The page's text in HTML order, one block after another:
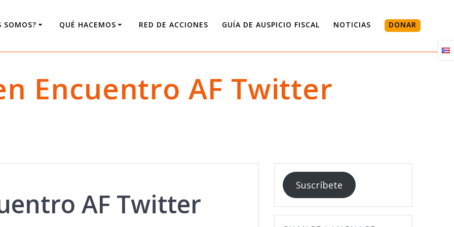
SOMOS? QUÉ HACEMOS RED DE ACCIONES GUÍA DE AUSPICIO FISCAL NOTICIAS DONAR
Encuentro AF Twitter
AF Twitter
Suscríbete